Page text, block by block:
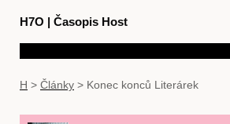
H7O | Časopis Host
H > Články > Konec konců Literárek